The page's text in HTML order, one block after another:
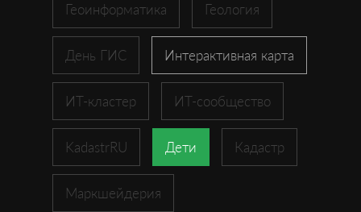
Геоинформатика Геология
День ГИС Интерактивная карта
ИТ-кластер ИТ-сообщество
KadastrRU Дети Кадастр
Маркшейдерия